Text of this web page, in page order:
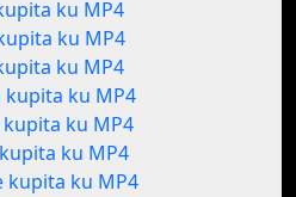
ku MP4
ku MP4
ku MP4
kupita ku MP4
ku MP4
ku MP4
kupita ku MP4